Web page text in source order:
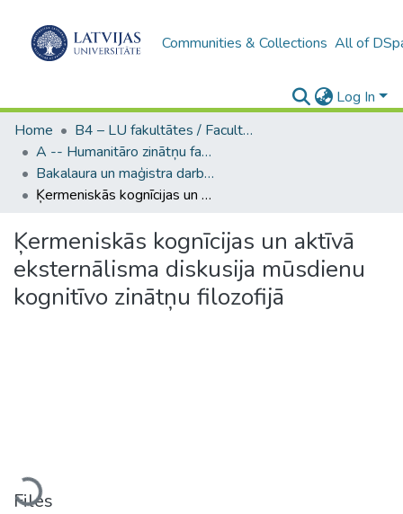
Communities & Collections All of
Log In
Home
B4 – LU fakultātes / Faculties of the UL
A -- Humanitāro zinātņu fakultāte / Faculty of Humanities
Bakalaura un maģistra darbi (HZF) / Bachelor's and Master's theses
Ķermeniskās kognīcijas un aktīvā eksternālisma diskusija mūsdienu kognitīvo zinātņu filozofijā
Ķermeniskās kognīcijas un aktīvā
eksternālisma diskusija mūsdienu
kognitīvo zinātņu filozofijā
Loading...
Files